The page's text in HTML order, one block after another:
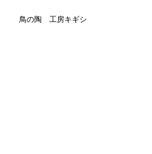
鳥の陶 工房キギシ